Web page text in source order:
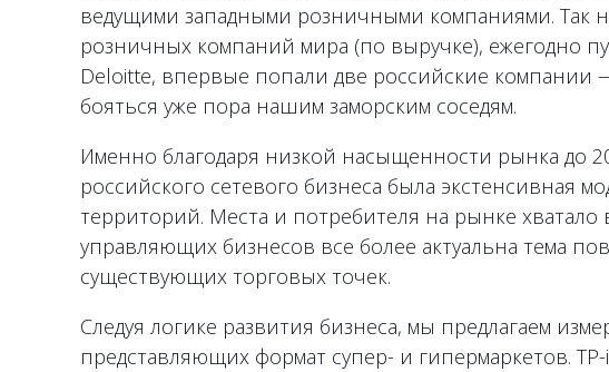
ведущими западными розничными компаниями. Так
розничных компаний мира (по выручке), ежегодно
Deloitte, впервые попали две российские компании
бояться уже пора нашим заморским соседям.
Именно благодаря низкой насыщенности рынка до
российского сетевого бизнеса была экстенсивная
территорий. Места и потребителя на рынке хватало
управляющих бизнесов все более актуальна тема
существующих торговых точек.
Следуя логике развития бизнеса, мы предлагаем
представляющих формат супер- и гипермаркетов.